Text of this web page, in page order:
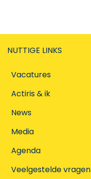
NUTTIGE LINKS
Vacatures
Actiris & ik
News
Media
Agenda
Veelgestelde vragen